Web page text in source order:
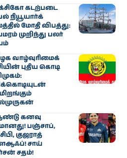
கடற்படை
நியூயார்க்
மோதி விபத்து:
முறிந்து பலர்
வாழ்வுரிமைக்
புதிய கொடி
கனவு
பஞ்சாப்,
குஜராத்
சாய்
சதம்!